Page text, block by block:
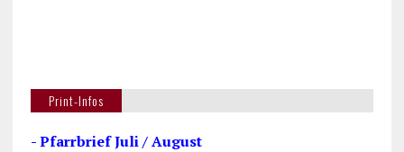
Print-Infos
- Pfarrbrief Juli / August